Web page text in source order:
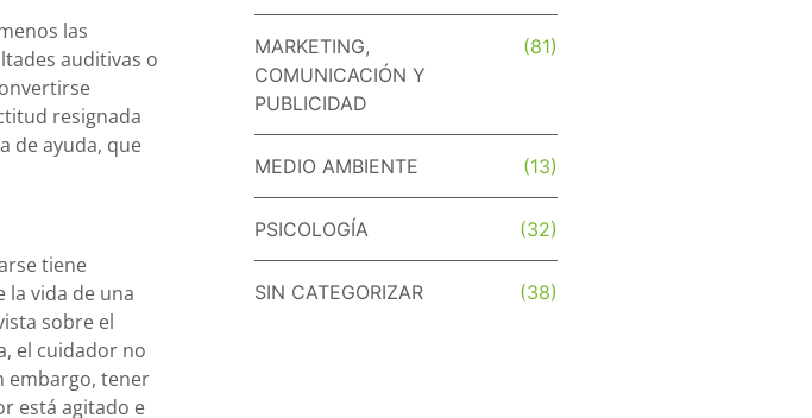
las
auditivas o
resignada
de ayuda, que
tiene
la vida de una
sobre el
el cuidador no
embargo, tener
está agitado e
MARKETING,
COMUNICACIÓN Y
PUBLICIDAD
(81)
MEDIO AMBIENTE (13)
PSICOLOGÍA (32)
SIN CATEGORIZAR (38)